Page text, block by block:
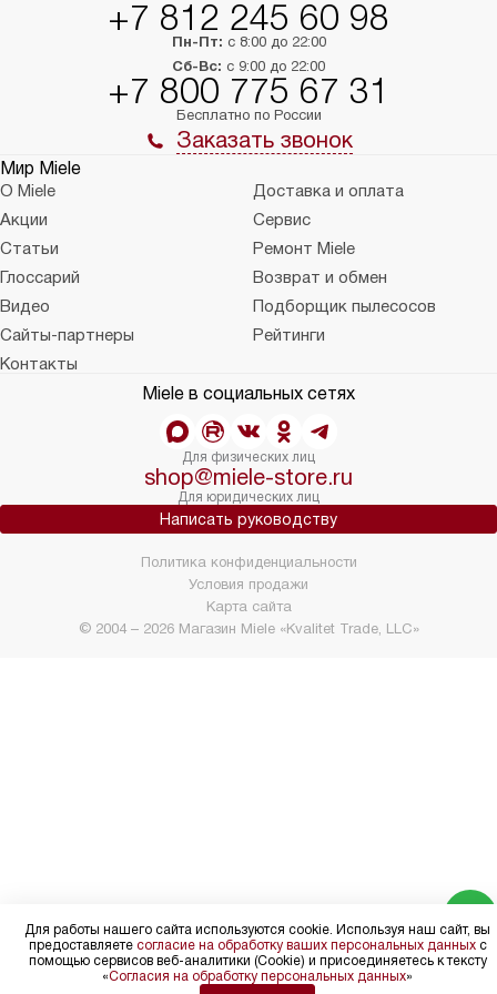
+7 812 245 60 98
Пн-Пт: с 8:00 до 22:00
Сб-Вс: с 9:00 до 22:00
+7 800 775 67 31
Бесплатно по России
Заказать звонок
Мир Miele
О Miele
Доставка и оплата
Акции
Сервис
Статьи
Ремонт Miele
Глоссарий
Возврат и обмен
Видео
Подборщик пылесосов
Сайты-партнеры
Рейтинги
Контакты
Miele в социальных сетях
Для физических лиц
shop@miele-store.ru
Для юридических лиц
Написать руководству
© 2004 – 2026 Магазин Miele «Kvalitet Trade, LLC»
Политика конфиденциальности
Условия продажи
Карта сайта
Для работы нашего сайта используются cookie. Используя наш сайт, вы
предоставляете согласие на обработку ваших персональных данныхс
помощью сервисов веб-аналитики (Cookie) и присоединяетесь к тексту
«Согласия на обработку персональных данных»